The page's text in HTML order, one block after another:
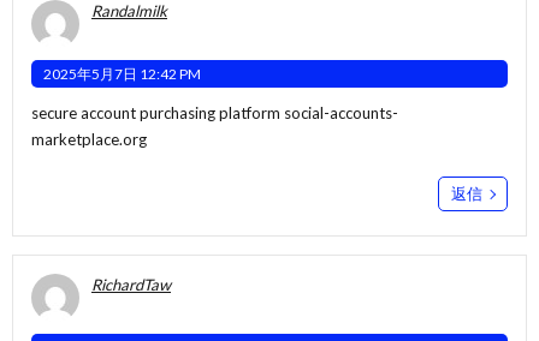
Randalmilk
2025年5月7日 12:42 PM
secure account purchasing platform social-accounts-
marketplace.org
返信
RichardTaw